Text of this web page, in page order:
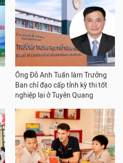
Ông Đỗ Anh Tuấn làm Trưởng
Ban chỉ đạo cấp tỉnh kỳ thi tốt
nghiệp lại ở Tuyên Quang